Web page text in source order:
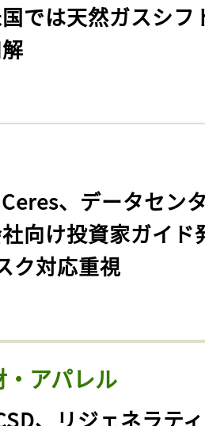
では天然ガスシフ
Ceres、データセン
向け投資家ガイド
ク対応重視
アパレル
、リジェネラテ